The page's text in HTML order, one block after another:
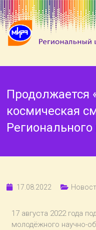
Продолжается
космическая
17.08.2022
17 августа 2022 года
молодёжного научно-